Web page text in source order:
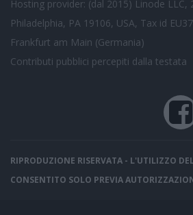
Hosting provider: (dal 2015) Linode LLC,
Philadelphia, PA 19106, USA, Tax id
Frankfurt am Main (Germania)
Contributi pubblici percepiti dalla testata
RIPRODUZIONE RISERVATA - L'UTILIZZO
CONSENTITO SOLO PREVIA